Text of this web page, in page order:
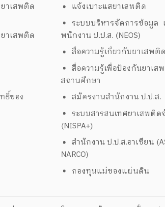
าเสพติด
าเสพติด
ธิ์ของ
แจ้งเบาะแสยาเสพติด
ระบบบริหารจัดการข้อมูล
พนักงาน ป.ป.ส. (NEOS)
สื่อความรู้เกี่ยวกับยาเสพติด
สื่อความรู้เพื่อป้องกันยาเส
สถานศึกษา
สมัครงานสำนักงาน ป.ป.ส.
ระบบสารสนเทศยาเสพติด
(NISPA+)
สำนักงาน ป.ป.ส.อาเซียน
NARCO)
กองทุนแม่ของแผ่นดิน